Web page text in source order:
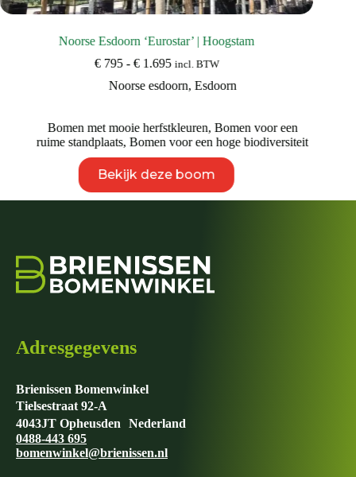
Noorse Esdoorn ‘Eurostar’ | Hoogstam
€795 - €1.695Prijsklasse:
tot
incl. BTW
Noorse esdoorn, Esdoorn
Bomen met mooie herfstkleuren, Bomen voor een
ruime standplaats,Bomen voor een hoge biodiversiteit
Bekijk deze boom
product
heeft
kan
gekozen
worden
Adresgegevens
Brienissen Bomenwinkel
Tielsestraat 92-A
4043JT Opheusden Nederland
0488-443 695
bomenwinkel@brienissen.nl